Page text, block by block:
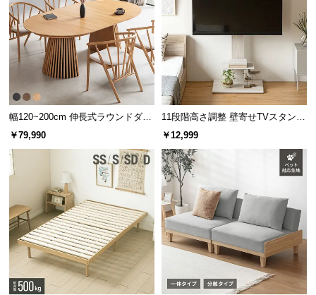
幅120~200cm 伸長式ラウンドダイ
ニングテーブル 6人掛け 天然木突
板 美しい格子デザイン
￥79,990
11段階高さ調整 壁寄せTVスタンド
キャスター付き 上下左右角度調節
￥12,999